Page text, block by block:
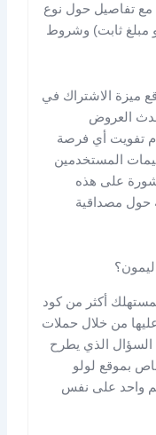
مع تفاصيل حول نوع
مبلغ ثابت) وشروط
ميزة الاشتراك في
العروض
تفويت أي فرصة
المستخدمين
على هذه
حول مصداقية
أكثر من كود
من خلال حملات
السؤال الذي يطرح
بموقع لولو
واحد على نفس